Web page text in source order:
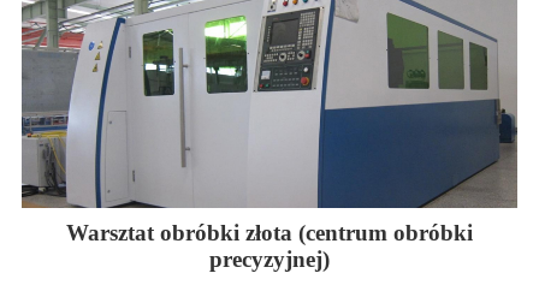
Warsztat obróbki złota (centrum obróbki
precyzyjnej)